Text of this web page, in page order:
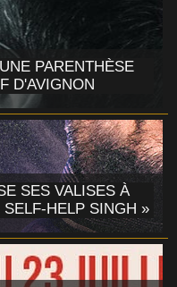
PARENTHÈSE
D'AVIGNON
SES VALISES À
HELP SINGH »